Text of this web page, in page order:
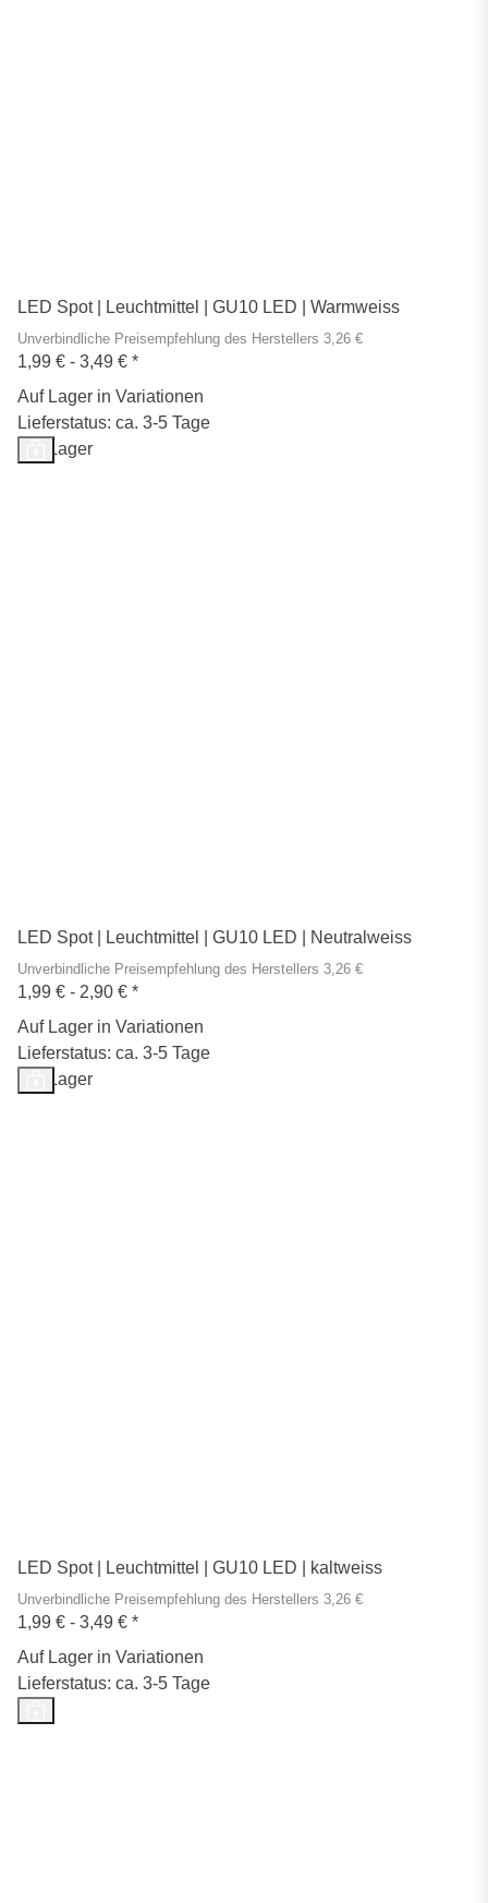
LED Spot | Leuchtmittel | GU10 LED | Warmweiss
Unverbindliche Preisempfehlung des Herstellers 3,26 €
1,99 € - 3,49 € *
Auf Lager in Variationen
Lieferstatus: ca. 3-5 Tage
Auf Lager
LED Spot | Leuchtmittel | GU10 LED | Neutralweiss
Unverbindliche Preisempfehlung des Herstellers 3,26 €
1,99 € - 2,90 € *
Auf Lager in Variationen
Lieferstatus: ca. 3-5 Tage
Auf Lager
LED Spot | Leuchtmittel | GU10 LED | kaltweiss
Unverbindliche Preisempfehlung des Herstellers 3,26 €
1,99 € - 3,49 € *
Auf Lager in Variationen
Lieferstatus: ca. 3-5 Tage